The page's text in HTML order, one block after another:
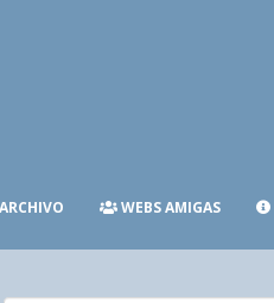
ARCHIVO WEBS AMIGAS